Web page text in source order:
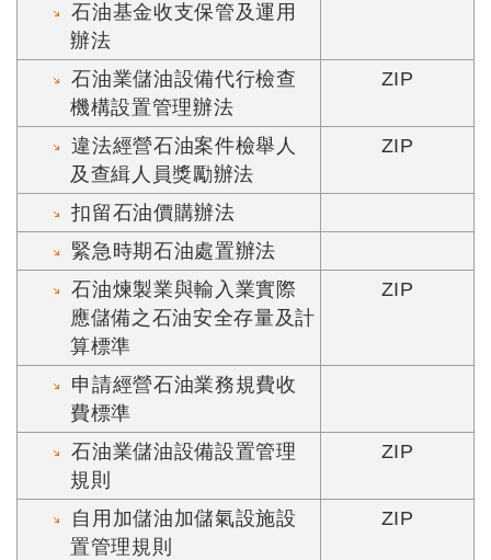
石油基金收支保管及運用
辦法
石油業儲油設備代行檢查
機構設置管理辦法
ZIP
違法經營石油案件檢舉人
及查緝人員獎勵辦法
ZIP
扣留石油價購辦法
緊急時期石油處置辦法
石油煉製業與輸入業實際
應儲備之石油安全存量及計
算標準
ZIP
申請經營石油業務規費收
費標準
石油業儲油設備設置管理
規則
ZIP
自用加儲油加儲氣設施設
置管理規則
ZIP